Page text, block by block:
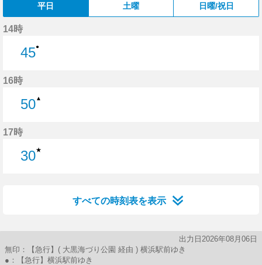
平日 土曜 日曜/祝日
14時
45●
16時
50▲
17時
30★
すべての時刻表を表示
出力日2026年08月06日
無印：【急行】( 大黒海づり公園 経由 ) 横浜駅前ゆき
●：【急行】横浜駅前ゆき